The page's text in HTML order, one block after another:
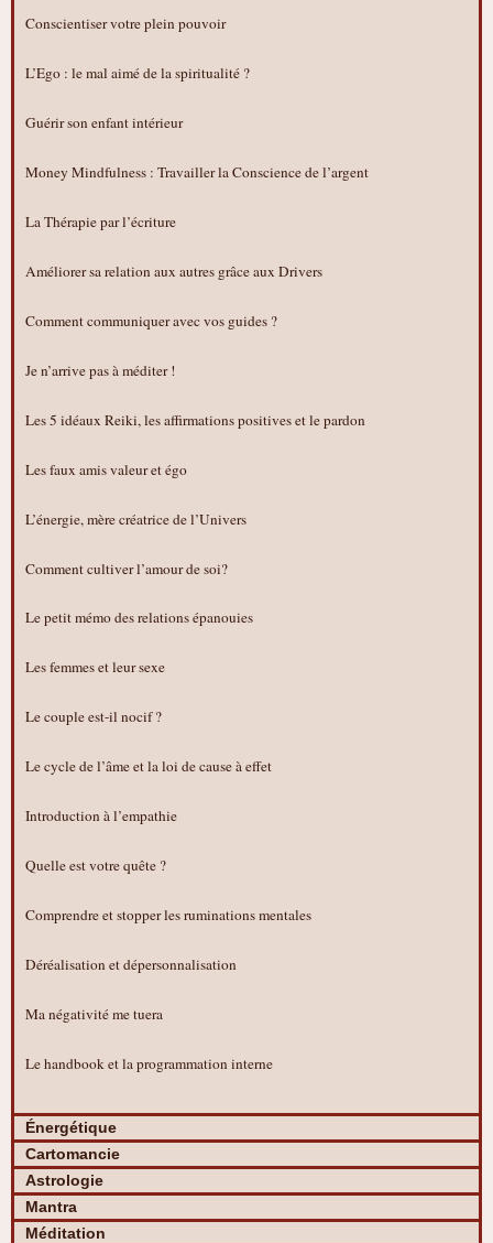
Conscientiser votre plein pouvoir
L’Ego : le mal aimé de la spiritualité ?
Guérir son enfant intérieur
Money Mindfulness : Travailler la Conscience de l’argent
La Thérapie par l’écriture
Améliorer sa relation aux autres grâce aux Drivers
Comment communiquer avec vos guides ?
Je n’arrive pas à méditer !
Les 5 idéaux Reiki, les affirmations positives et le pardon
Les faux amis valeur et égo
L’énergie, mère créatrice de l’Univers
Comment cultiver l’amour de soi?
Le petit mémo des relations épanouies
Les femmes et leur sexe
Le couple est-il nocif ?
Le cycle de l’âme et la loi de cause à effet
Introduction à l’empathie
Quelle est votre quête ?
Comprendre et stopper les ruminations mentales
Déréalisation et dépersonnalisation
Ma négativité me tuera
Le handbook et la programmation interne
Énergétique
Cartomancie
Astrologie
Mantra
Méditation